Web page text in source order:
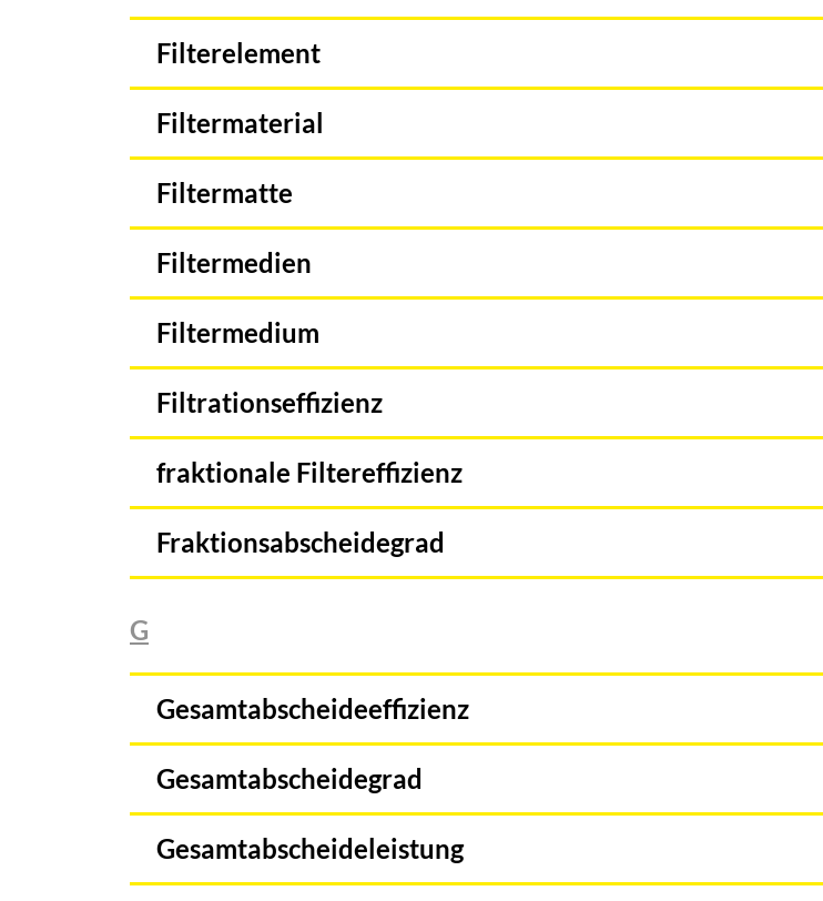
Filterelement
Filtermaterial
Filtermatte
Filtermedien
Filtermedium
Filtrationseffizienz
fraktionale Filtereffizienz
Fraktionsabscheidegrad
G
Gesamtabscheideeffizienz
Gesamtabscheidegrad
Gesamtabscheideleistung